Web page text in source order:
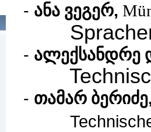
- ანა ვეგერ,
Sprachen
- ალექსანდრე
- თამარ ბერიძე